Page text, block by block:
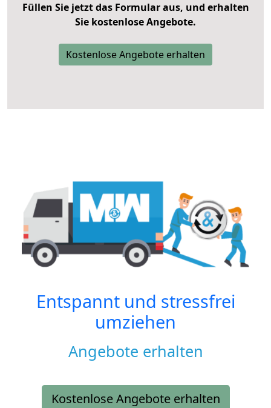
Füllen Sie jetzt das Formular aus, und erhalten
Sie kostenlose Angebote.
Kostenlose Angebote erhalten
Entspannt und stressfrei
umziehen
Angebote erhalten
Kostenlose Angebote erhalten